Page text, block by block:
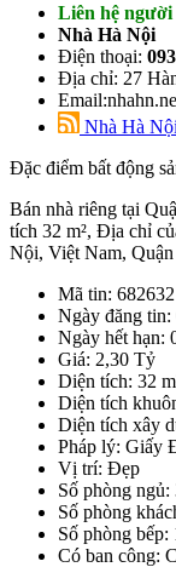
Liên hệ người
Nhà Hà Nội
Điện thoại:
Địa chỉ: 27
Nhà Hà Nội
Đặc điểm bất động
Bán nhà riêng tại
tích 32 m², Địa chỉ
Nội, Việt Nam,
Mã tin: 682632
Ngày đăng tin:
Ngày hết hạn:
Giá: 2,30 Tỷ
Diện tích: 32
Diện tích
Diện tích xây
Pháp lý: Giấy
Vị trí: Đẹp
Số phòng ngủ:
Số phòng
Số phòng bếp:
Có ban công: